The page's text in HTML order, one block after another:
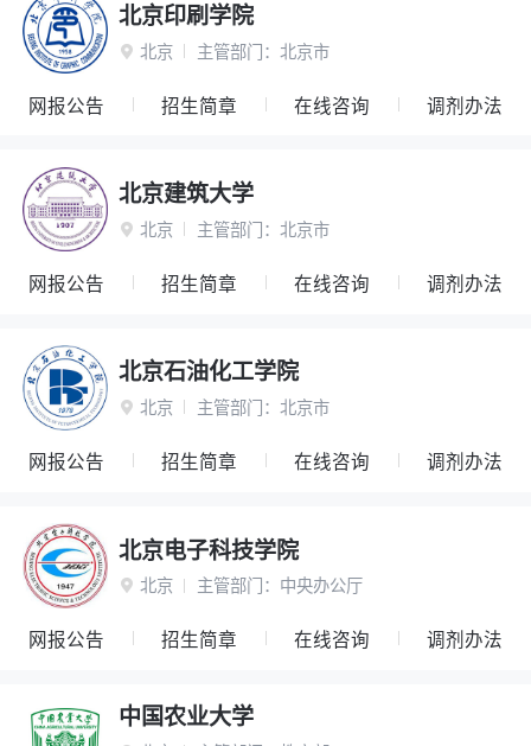
北京印刷学院
 北京 主管部门： 北京市
网报公告 招生简章 在线咨询 调剂办法
北京建筑大学
 北京 主管部门： 北京市
网报公告 招生简章 在线咨询 调剂办法
北京石油化工学院
 北京 主管部门： 北京市
网报公告 招生简章 在线咨询 调剂办法
北京电子科技学院
 北京 主管部门： 中央办公厅
网报公告 招生简章 在线咨询 调剂办法
中国农业大学